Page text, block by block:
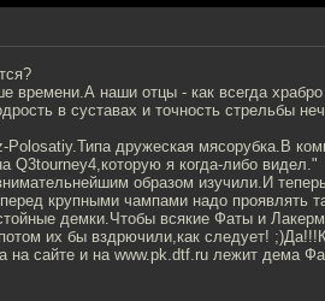
времени.А наши отцы - как всегда
в суставах и точность стрельбы
дружеская мясорубка.В
Q3tourney4,которую я когда-либо видел."
образом изучили.И
крупными чампами надо проявлять
демки.Чтобы всякие Фаты и
их бы вздрючили,как следует!
сайте и на www.pk.dtf.ru лежит дема